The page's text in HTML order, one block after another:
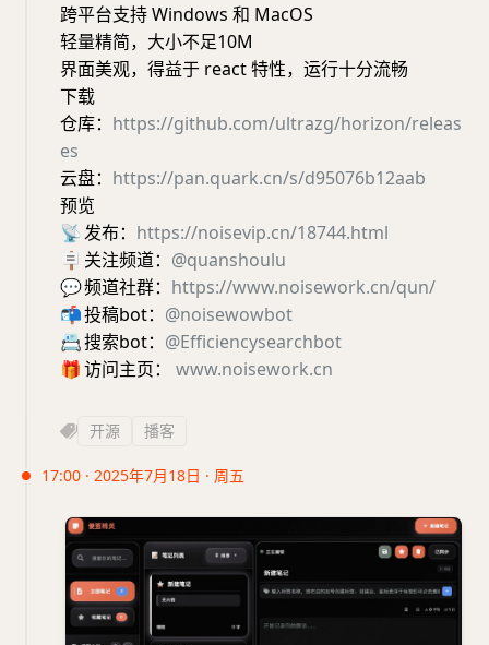
跨平台支持 Windows 和 MacOS
轻量精简，大小不足10M
界面美观，得益于 react 特性，运行十分流畅
下载
仓库： https://github.com/ultrazg/horizon/releas
es
云盘： https://pan.quark.cn/s/d95076b12aab
预览
📡发布： https://noisevip.cn/18744.html
🪧 关注频道： @quanshoulu
💬频道社群： https://www.noisework.cn/qun/
📬投稿bot： @noisewowbot
📇搜索bot： @Efficiencysearchbot
🎁访问主页： www.noisework.cn
开源 播客
17:00 · 2025年7月18日 · 周五